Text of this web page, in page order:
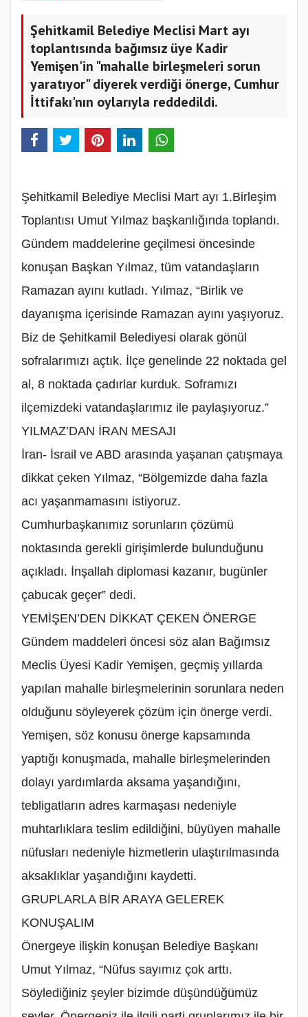
‎Şehitkamil Belediye Meclisi Mart ayı
toplantısında bağımsız üye Kadir
Yemişen'in "mahalle birleşmeleri sorun
yaratıyor" diyerek verdiği önerge, Cumhur
İttifakı'nın oylarıyla reddedildi.
‎Şehitkamil Belediye Meclisi Mart ayı 1.Birleşim
Toplantısı Umut Yılmaz başkanlığında toplandı.
Gündem maddelerine geçilmesi öncesinde
konuşan Başkan Yılmaz, tüm vatandaşların
Ramazan ayını kutladı. Yılmaz, “Birlik ve
dayanışma içerisinde Ramazan ayını yaşıyoruz.
Biz de Şehitkamil Belediyesi olarak gönül
sofralarımızı açtık. İlçe genelinde 22 noktada gel
al, 8 noktada çadırlar kurduk. Soframızı
ilçemizdeki vatandaşlarımız ile paylaşıyoruz.”
‎YILMAZ’DAN İRAN MESAJI
‎İran- İsrail ve ABD arasında yaşanan çatışmaya
dikkat çeken Yılmaz, “Bölgemizde daha fazla
acı yaşanmamasını istiyoruz.
Cumhurbaşkanımız sorunların çözümü
noktasında gerekli girişimlerde bulunduğunu
açıkladı. İnşallah diplomasi kazanır, bugünler
çabucak geçer” dedi.
‎YEMİŞEN’DEN DİKKAT ÇEKEN ÖNERGE
‎Gündem maddeleri öncesi söz alan Bağımsız
Meclis Üyesi Kadir Yemişen, geçmiş yıllarda
yapılan mahalle birleşmelerinin sorunlara neden
olduğunu söyleyerek çözüm için önerge verdi.
Yemişen, söz konusu önerge kapsamında
yaptığı konuşmada, mahalle birleşmelerinden
dolayı yardımlarda aksama yaşandığını,
tebligatların adres karmaşası nedeniyle
muhtarlıklara teslim edildiğini, büyüyen mahalle
nüfusları nedeniyle hizmetlerin ulaştırılmasında
aksaklıklar yaşandığını kaydetti.
‎GRUPLARLA BİR ARAYA GELEREK
KONUŞALIM
‎Önergeye ilişkin konuşan Belediye Başkanı
Umut Yılmaz, “Nüfus sayımız çok arttı.
Söylediğiniz şeyler bizimde düşündüğümüz